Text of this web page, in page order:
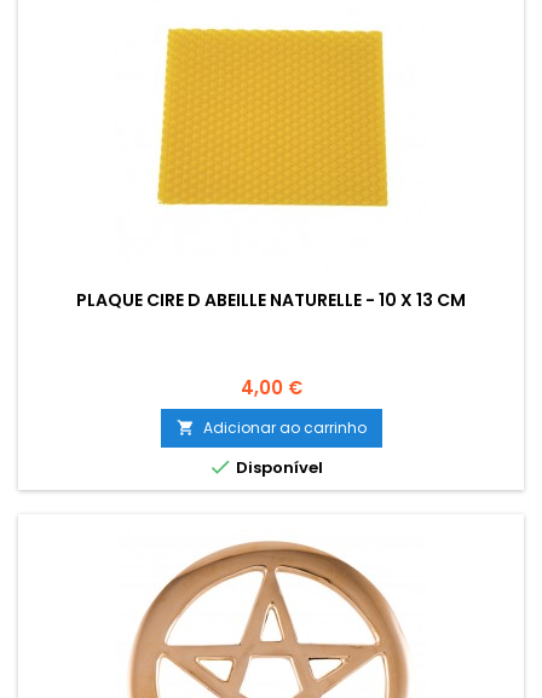
PLAQUE CIRE D ABEILLE NATURELLE - 10 X 13 CM
Preço
4,00 €
 Adicionar ao carrinho
 Disponível